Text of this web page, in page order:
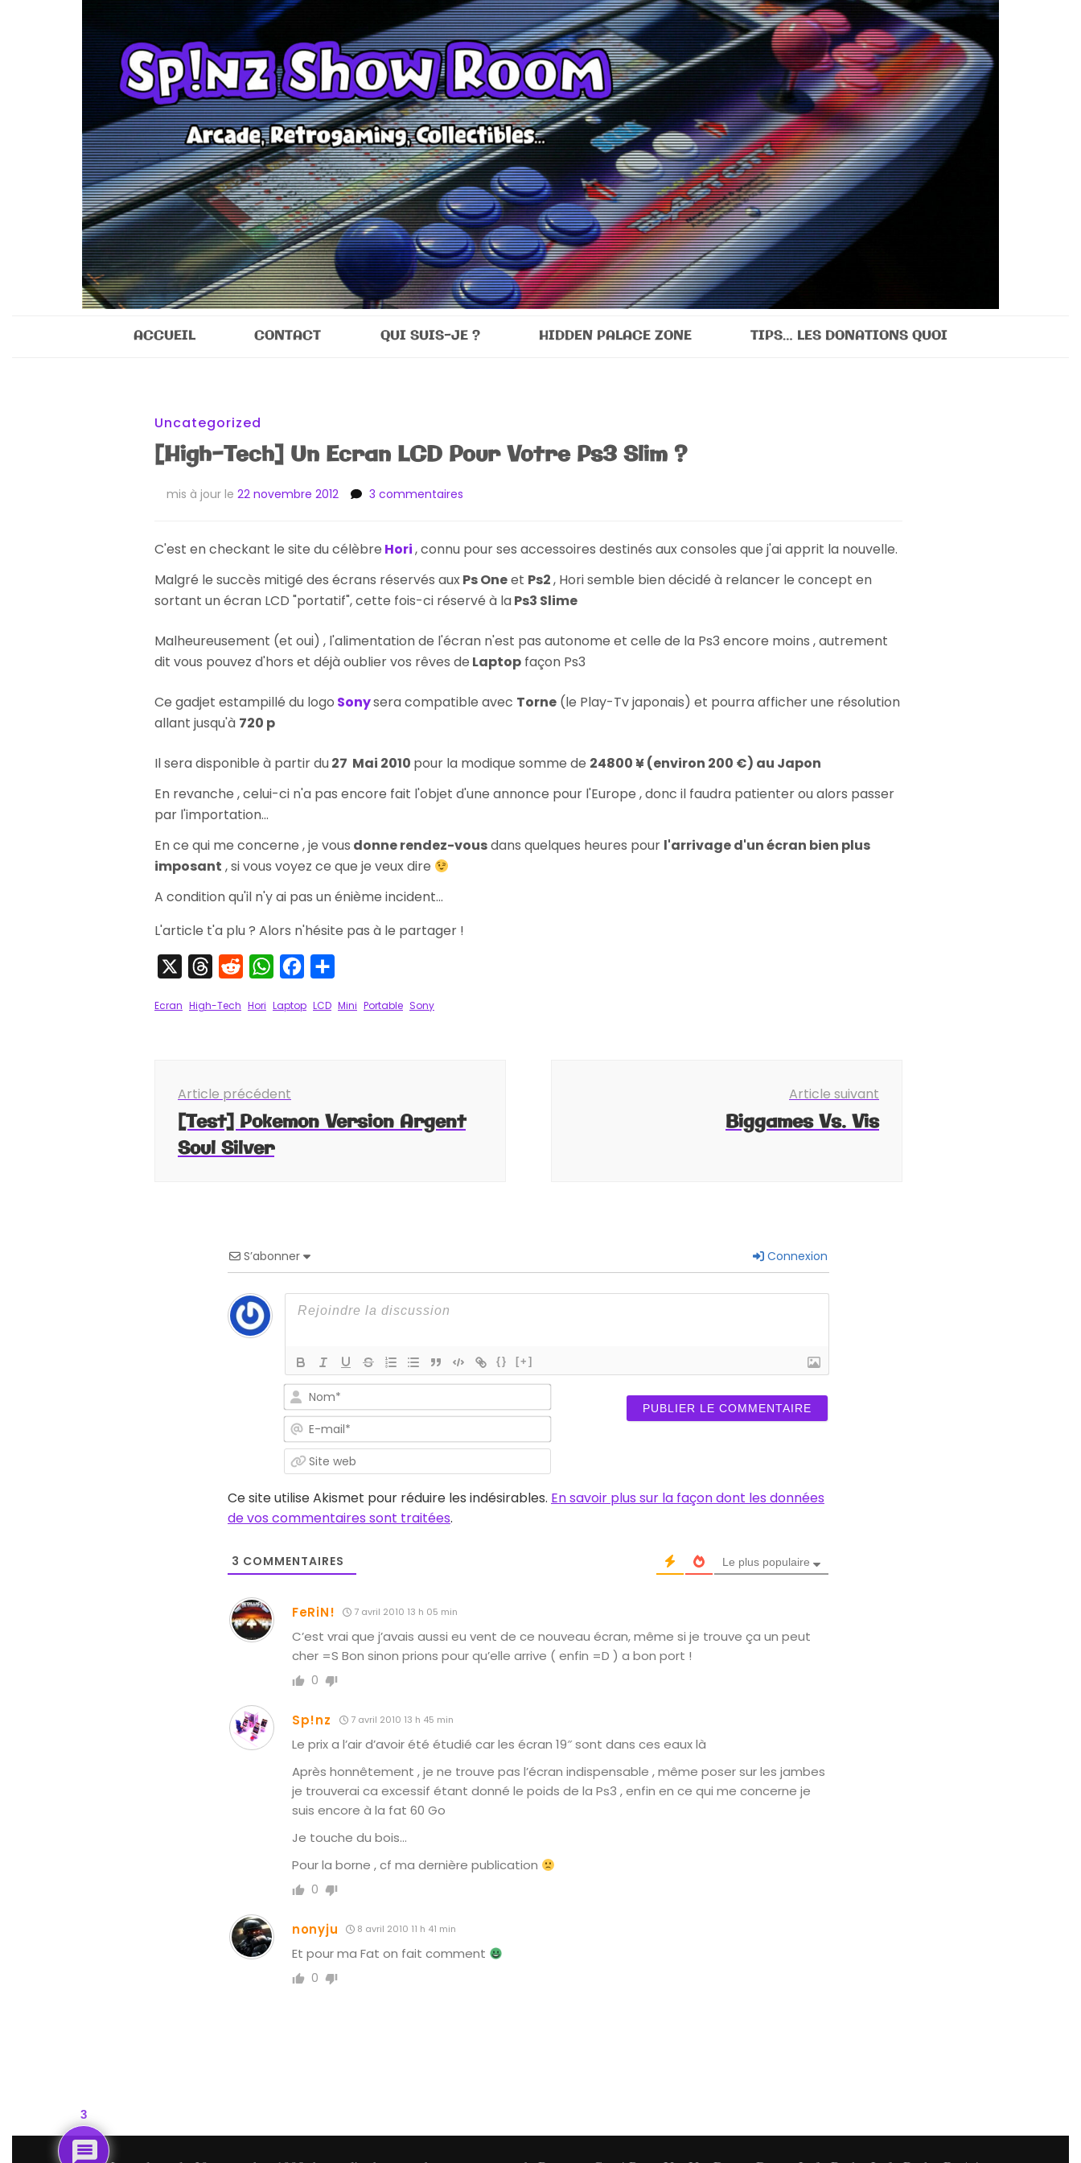
Sp!nz Show Room
ACCUEIL CONTACT QUI SUIS-JE ? HIDDEN PALACE ZONE TIPS… LES DONATIONS QUOI
Uncategorized
[High-Tech] Un Ecran LCD Pour Votre Ps3 Slim ?
mis à jour le 22 novembre 2012 3 commentaires
Un
Ecran
LCD
Pour
Slim
?
C'est en checkant le site du célèbre Hori, connu pour ses accessoires destinés aux consoles que j'ai apprit la nouvelle.
Malgré le succès mitigé des écrans réservés auxPs Oneet Ps2, Hori semble bien décidé à relancer le concept en
sortant un écran LCD "portatif", cette fois-ci réservé à laPs3 Slime
Malheureusement (et oui) , l'alimentation de l'écran n'est pas autonome et celle de la Ps3 encore moins , autrement
dit vous pouvez d'hors et déjà oublier vos rêves de Laptop façon Ps3
Ce gadjet estampillé du logo Sonysera compatible avec Torne (le Play-Tv japonais) et pourra afficher une résolution
allant jusqu'à 720 p
Il sera disponible à partir du27 Mai 2010 pour la modique somme de 24800 ¥ (environ 200 €) au Japon
En revanche , celui-ci n'a pas encore fait l'objet d'une annonce pour l'Europe , donc il faudra patienter ou alors passer
par l'importation...
En ce qui me concerne , je vous donne rendez-vousdans quelques heures pour l'arrivage d'un écran bien plus
imposant , si vous voyez ce que je veux dire
A condition qu'il n'y ai pas un énième incident...
L'article t'a plu ? Alors n'hésite pas à le partager !
ThreadsRedditWhatsAppFacebook
Ecran High-Tech Hori Laptop LCD Mini Portable Sony
d'article
Article précédent
[Test] Pokemon Version Argent
Soul Silver
Article suivant
Biggames Vs. Vis
S’abonner Connexion
{} [+]
mail*
web
Ce site utilise Akismet pour réduire les indésirables. En savoir plus sur la façon dont les données
de vos commentaires sont traitées.
3 COMMENTAIRES Le plus populaire
FeRiN! 7 avril 2010 13 h 05 min
C’est vrai que j’avais aussi eu vent de ce nouveau écran, même si je trouve ça un peut
cher =S Bon sinon prions pour qu’elle arrive ( enfin =D ) a bon port !
0
Sp!nz 7 avril 2010 13 h 45 min
Le prix a l’air d’avoir été étudié car les écran 19″ sont dans ces eaux là
Après honnêtement , je ne trouve pas l’écran indispensable , même poser sur les jambes
je trouverai ca excessif étant donné le poids de la Ps3 , enfin en ce qui me concerne je
suis encore à la fat 60 Go
Je touche du bois…
Pour la borne , cf ma dernière publication
0
nonyju 8 avril 2010 11 h 41 min
Et pour ma Fat on fait comment
0
3